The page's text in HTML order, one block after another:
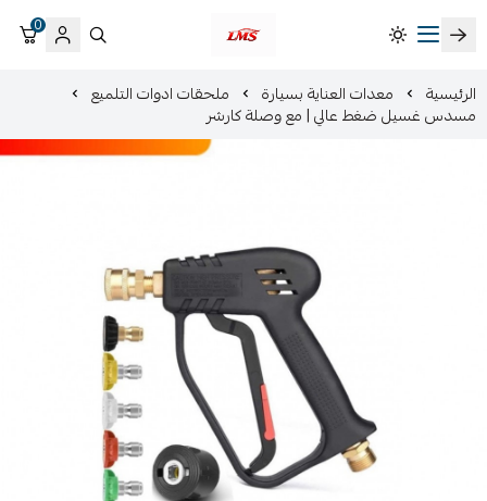
متجر لمسات الشرقية لزينة سيارات LMS
0
الرئيسية معدات العناية بسيارة ملحقات ادوات التلميع
مسدس غسيل ضغط عالي | مع وصلة كارشر